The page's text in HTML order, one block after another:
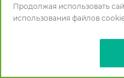
Продолжая использовать
использования файлов